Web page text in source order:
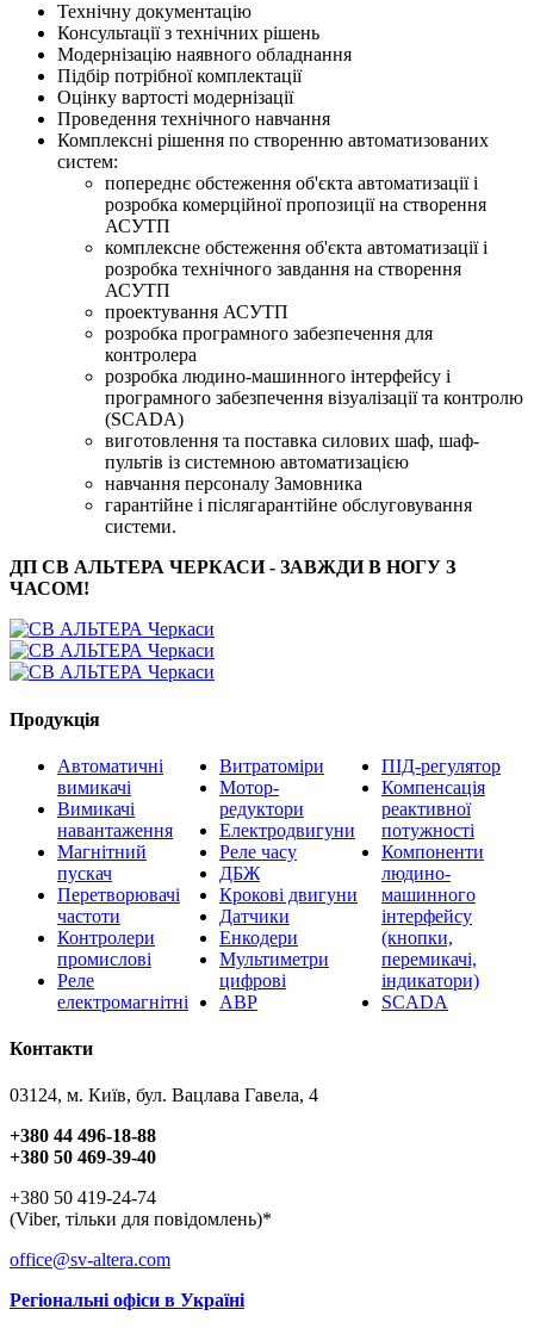
Технічну документацію
Консультації з технічних рішень
Модернізацію наявного обладнання
Підбір потрібної комплектації
Оцінку вартості модернізації
Проведення технічного навчання
Комплексні рішення по створенню автоматизованих
систем:
попереднє обстеження об'єкта автоматизації і
розробка комерційної пропозиції на створення
АСУТП
комплексне обстеження об'єкта автоматизації і
розробка технічного завдання на створення
АСУТП
проектування АСУТП
розробка програмного забезпечення для
контролера
розробка людино-машинного інтерфейсу і
програмного забезпечення візуалізації та контролю
(SCADA)
виготовлення та поставка силових шаф, шаф-
пультів із системною автоматизацією
навчання персоналу Замовника
гарантійне і післягарантійне обслуговування
системи.
ДП СВ АЛЬТЕРА ЧЕРКАСИ - ЗАВЖДИ В НОГУ З
ЧАСОМ!
Продукція
Автоматичні
вимикачі
Вимикачі
навантаження
Магнітний
пускач
Перетворювачі
частоти
Контролери
промислові
Реле
електромагнітні
Витратоміри
Мотор-
редуктори
Електродвигуни
Реле часу
ДБЖ
Крокові двигуни
Датчики
Енкодери
Мультиметри
цифрові
АВР
ПІД-регулятор
Компенсація
реактивної
потужності
Компоненти
людино-
машинного
інтерфейсу
(кнопки,
перемикачі,
індикатори)
SCADA
Контакти
03124, м. Київ, бул. Вацлава Гавела, 4
+380 44 496-18-88
+380 50 469-39-40
+380 50 419-24-74
(Viber, тільки для повідомлень)*
office@sv-altera.com
Регіональні офіси в Україні